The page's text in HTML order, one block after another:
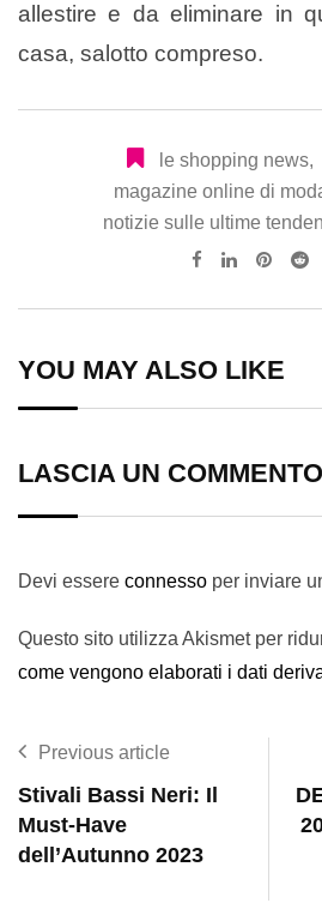
allestire e da eliminare in
casa, salotto compreso.
le shopping news,
magazine online di
notizie sulle ultime
YOU MAY ALSO LIKE
LASCIA UN COMMENTO
Devi essere connesso per inviare
Questo sito utilizza Akismet per
come vengono elaborati i dati
Previous article
Stivali Bassi Neri: Il
Must-Have
dell’Autunno 2023